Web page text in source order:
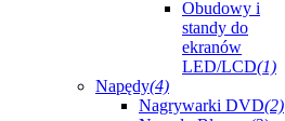
Obudowy i
standy do
ekranów
LED/LCD(1)
Napędy(4)
Nagrywarki DVD(2)